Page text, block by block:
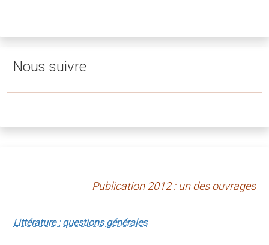
Publication 2012 : un des ouvrages
Littérature : questions générales
Nous suivre